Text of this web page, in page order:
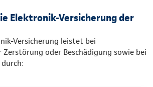
Elektronik-Versicherung der
Versicherung leistet bei
Zerstörung oder Beschädigung sowie bei